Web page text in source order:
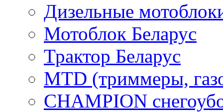
Дизельные
Мотоблок Беларус
Трактор Беларус
MTD (триммеры,
CHAMPION